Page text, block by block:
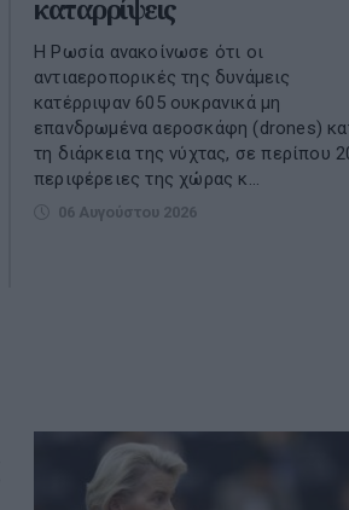
καταρρίψεις
Η Ρωσία ανακοίνωσε ότι οι
αντιαεροπορικές της δυνάμεις
κατέρριψαν 605 ουκρανικά μη
επανδρωμένα αεροσκάφη (drones)
τη διάρκεια της νύχτας, σε περίπου
περιφέρειες της χώρας κ...
06 Αυγούστου 2026